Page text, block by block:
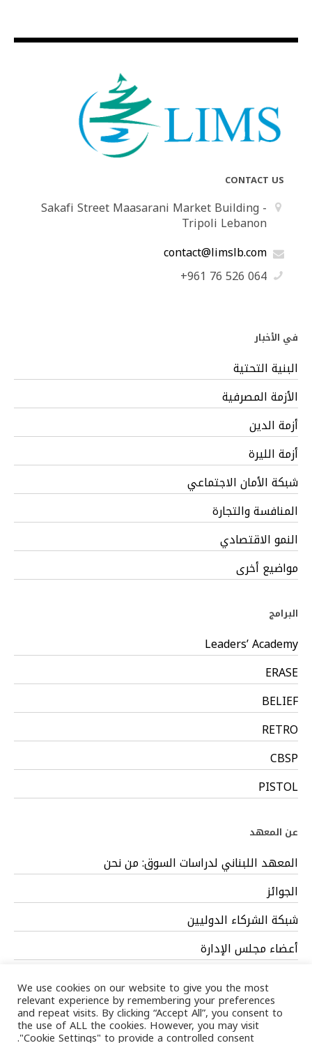
CONTACT US
Sakafi Street Maasarani Market Building -
Tripoli Lebanon
contact@limslb.com
+961 76 526 064
في الأخبار
البنية التحتية
الأزمة المصرفية
أزمة الدين
أزمة الليرة
شبكة الأمان الاجتماعي
المنافسة والتجارة
النمو الاقتصادي
مواضيع أخرى
البرامج
Leaders’ Academy
ERASE
BELIEF
RETRO
CBSP
PISTOL
عن المعهد
المعهد اللبناني لدراسات السوق: من نحن
الجوائز
شبكة الشركاء الدوليين
أعضاء مجلس الإدارة
We use cookies on our website to give you the most
relevant experience by remembering your preferences
and repeat visits. By clicking “Accept All”, you consent to
the use of ALL the cookies. However, you may visit
"Cookie Settings" to provide a controlled consent.